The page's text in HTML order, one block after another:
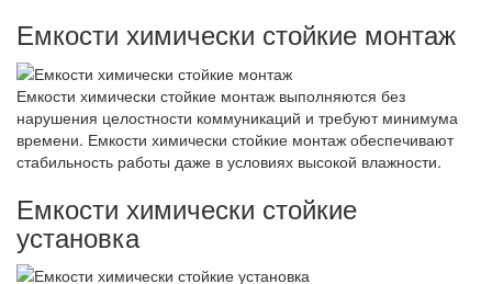
Емкости химически стойкие монтаж
Емкости химически стойкие монтаж выполняются без
нарушения целостности коммуникаций и требуют минимума
времени. Емкости химически стойкие монтаж обеспечивают
стабильность работы даже в условиях высокой влажности.
Емкости химически стойкие
установка